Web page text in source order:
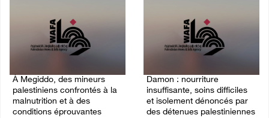
À Megiddo, des mineurs
palestiniens confrontés à la
malnutrition et à des
conditions éprouvantes
Damon : nourriture
insuffisante, soins difficiles
et isolement dénoncés par
des détenues palestiniennes